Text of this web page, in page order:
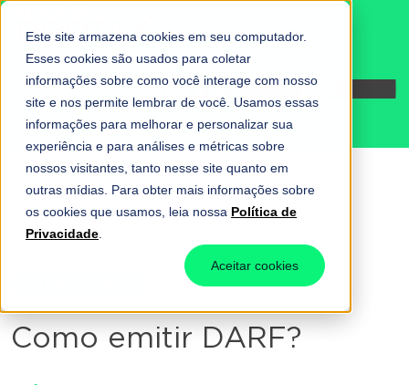
Este site armazena cookies em seu computador.
Esses cookies são usados para coletar
informações sobre como você interage com nosso
site e nos permite lembrar de você. Usamos essas
informações para melhorar e personalizar sua
experiência e para análises e métricas sobre
nossos visitantes, tanto nesse site quanto em
outras mídias. Para obter mais informações sobre
os cookies que usamos, leia nossa Política de
Privacidade
Aceitar cookies
Fale conosco
Home-Tributação- Como emitir DARF?
Como emitir DARF?